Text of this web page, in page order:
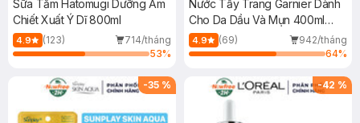
Sữa Tắm Hatomugi Dưỡng Ẩm
Chiết Xuất Ý Dĩ 800ml
4.9 (123)
714/tháng
53%
Nước Tẩy Trang Garnier Dành
Cho Da Dầu Và Mụn 400ml
(Mới)
4.9 (69)
942/tháng
64%
-35 % -42 %